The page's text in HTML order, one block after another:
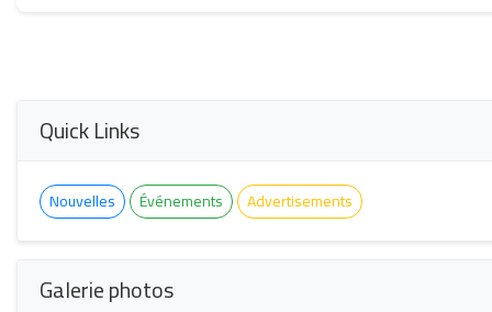
Quick Links
Nouvelles Événements Advertisements
Galerie photos